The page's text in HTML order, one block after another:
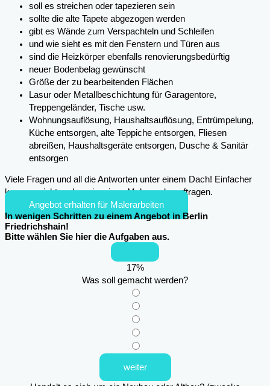
soll es streichen oder tapezieren sein
sollte die alte Tapete abgezogen werden
gibt es Wände zum Verspachteln und Schleifen
und wie sieht es mit den Fenstern und Türen aus
sind die Heizkörper ebenfalls renovierungsbedürftig
neuer Bodenbelag gewünscht
Größe der zu bearbeitenden Flächen
Lasur oder Metallbeschichtung für Garagentore,
Treppengeländer, Tische usw.
Wohnungsauflösung, Haushaltsauflösung, Entrümpelung,
Küche entsorgen, alte Teppiche entsorgen, Fliesen
abreißen, Haushaltsgeräte entsorgen, Dusche & Sanitär
entsorgen
Viele Fragen und all die Antworten unter einem Dach! Einfacher
kann es nicht mehr sein, einen Maler zu beauftragen.
Angebot erhalten für Malerarbeiten
In wenigen Schritten zu einem Angebot in Berlin
Friedrichshain!
Bitte wählen Sie hier die Aufgaben aus.
17%
Was soll gemacht werden?
weiter